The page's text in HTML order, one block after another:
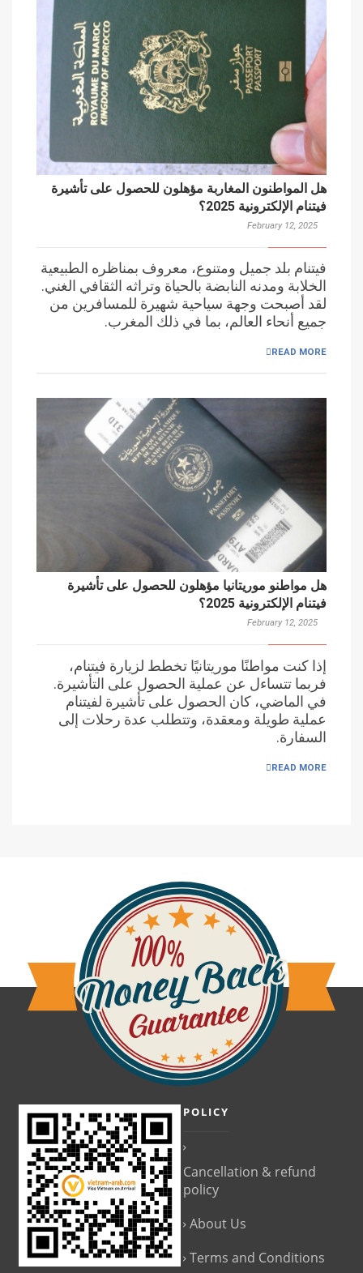
هل المواطنون المغاربة مؤهلون للحصول على تأشيرة
فيتنام الإلكترونية 2025؟
February 12, 2025
فيتنام بلد جميل ومتنوع، معروف بمناظره الطبيعية
الخلابة ومدنه النابضة بالحياة وتراثه الثقافي الغني.
لقد أصبحت وجهة سياحية شهيرة للمسافرين من
جميع أنحاء العالم، بما في ذلك المغرب.
READ MORE
هل مواطنو موريتانيا مؤهلون للحصول على تأشيرة
فيتنام الإلكترونية 2025؟
February 12, 2025
إذا كنت مواطنًا موريتانيًا تخطط لزيارة فيتنام،
فربما تتساءل عن عملية الحصول على التأشيرة.
في الماضي، كان الحصول على تأشيرة لفيتنام
عملية طويلة ومعقدة، وتتطلب عدة رحلات إلى
السفارة.
READ MORE
POLICY
Cancellation & refund
policy
About Us
Terms and Conditions